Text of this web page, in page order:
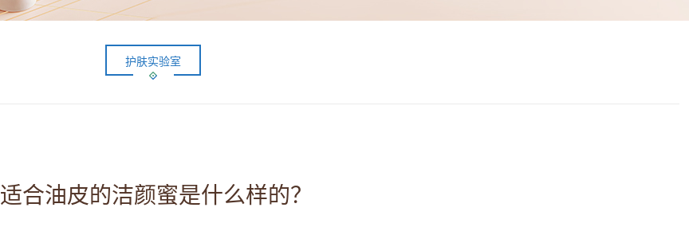
护肤实验室
适合油皮的洁颜蜜是什么样的？